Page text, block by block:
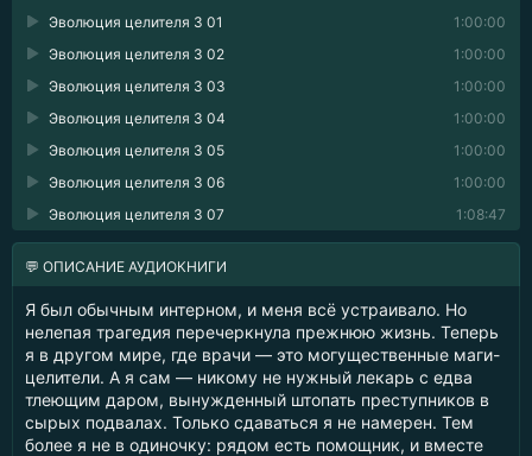
1:00:00
Эволюция целителя 3 01
1:00:00
Эволюция целителя 3 02
1:00:00
Эволюция целителя 3 03
1:00:00
Эволюция целителя 3 04
1:00:00
Эволюция целителя 3 05
1:00:00
Эволюция целителя 3 06
1:08:47
Эволюция целителя 3 07
💬 ОПИСАНИЕ АУДИОКНИГИ
Я был обычным интерном, и меня всё устраивало. Но
нелепая трагедия перечеркнула прежнюю жизнь. Теперь
я в другом мире, где врачи — это могущественные маги-
целители. А я сам — никому не нужный лекарь с едва
тлеющим даром, вынужденный штопать преступников в
сырых подвалах. Только сдаваться я не намерен. Тем
более я не в одиночку: рядом есть помощник, и вместе